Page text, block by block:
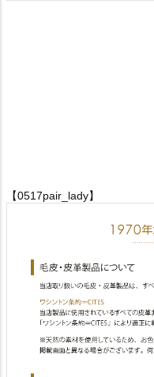
【0517pair_lady】